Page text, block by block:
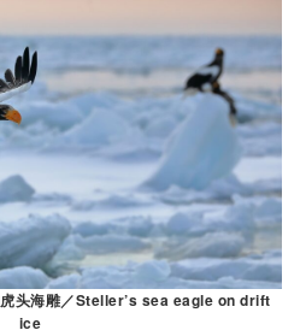
头海雕／Steller’s sea eagle on drift
ice